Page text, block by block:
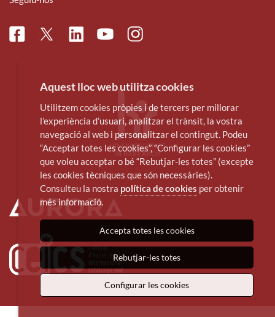
FacebookTwitterLinkedinYoutubeInstagram
Aquest lloc web utilitza cookies
Utilitzem cookies pròpies i de tercers per millorar
l’experiència d’usuari, analitzar el trànsit, la vostra
navegació al web i personalitzar el contingut. Podeu
“Acceptar totes les cookies”, “Configurar les cookies”
que voleu acceptar o bé “Rebutjar-les totes” (excepte
les cookies tècniques que són necessàries).
Consulteu la nostra política de cookies per obtenir
més informació.
Accepta totes les cookies
Rebutjar-les totes
Configurar les cookies